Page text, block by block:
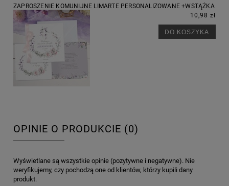
ZAPROSZENIE KOMUNIJNE LIMARTE PERSONALIZOWANE +WSTĄŻKA
10,98 zł
DO KOSZYKA
OPINIE O PRODUKCIE (0)
Wyświetlane są wszystkie opinie (pozytywne i negatywne). Nie
weryfikujemy, czy pochodzą one od klientów, którzy kupili dany
produkt.